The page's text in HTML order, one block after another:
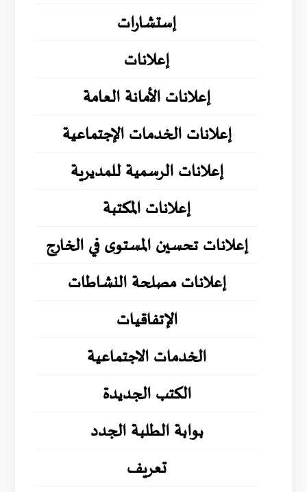
إستشارات
إعلانات
إعلانات الأمانة العامة
إعلانات الخدمات الإجتماعية
إعلانات الرسمية للمديرية
إعلانات المكتبة
إعلانات تحسين المستوى في الخارج
إعلانات مصلحة النشاطات
الإتفاقيات
الخدمات الاجتماعية
الكتب الجديدة
بوابة الطلبة الجدد
تعريف